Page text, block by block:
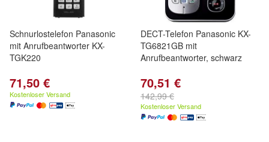
Schnurlostelefon Panasonic
mit Anrufbeantworter KX-
TGK220
71,50 €
Kostenloser Versand
DECT-Telefon Panasonic KX-
TG6821GB mit
Anrufbeantworter, schwarz
70,51 €
142,99 €
Kostenloser Versand